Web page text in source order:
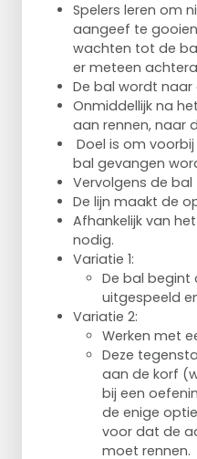
Spelers leren om
aangeef te
wachten tot de
er meteen
De bal wordt
Onmiddellijk na
aan rennen, naar
Doel is om
bal gevangen
Vervolgens de bal
De lijn maakt de
Afhankelijk van
nodig.
Variatie 1:
De bal begint
uitgespeeld
Variatie 2:
Werken met
Deze
aan de korf
bij een
de enige
voor dat de
moet rennen.